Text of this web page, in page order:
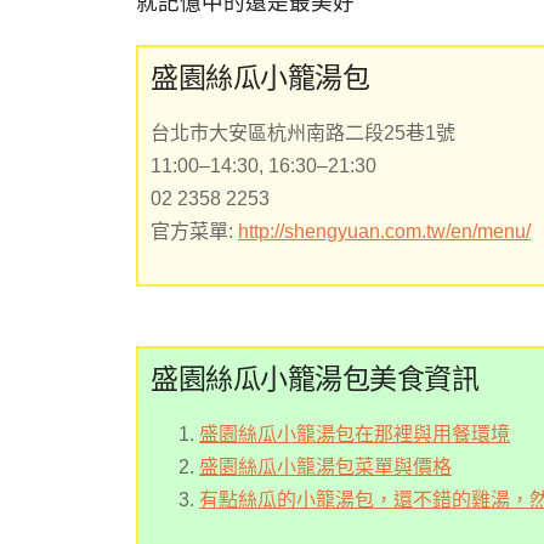
盛園絲瓜小籠湯包
台北市大安區杭州南路二段25巷1號
11:00–14:30, 16:30–21:30
02 2358 2253
官方菜單: http://shengyuan.com.tw/en/menu/
盛園絲瓜小籠湯包美食資訊
盛園絲瓜小籠湯包在那裡與用餐環境
盛園絲瓜小籠湯包菜單與價格
有點絲瓜的小籠湯包，還不錯的雞湯，